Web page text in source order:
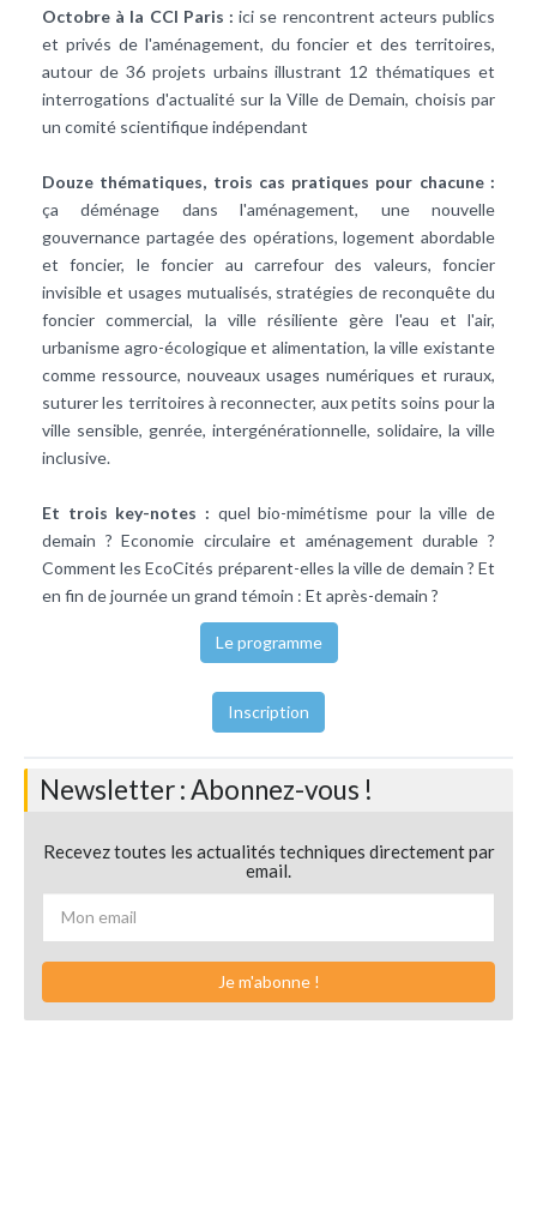
Octobre à la CCI Paris : ici se rencontrent acteurs publics
et privés de l'aménagement, du foncier et des territoires,
autour de 36 projets urbains illustrant 12 thématiques et
interrogations d'actualité sur la Ville de Demain, choisis par
un comité scientifique indépendant
Douze thématiques, trois cas pratiques pour chacune :
ça déménage dans l'aménagement, une nouvelle
gouvernance partagée des opérations, logement abordable
et foncier, le foncier au carrefour des valeurs, foncier
invisible et usages mutualisés, stratégies de reconquête du
foncier commercial, la ville résiliente gère l'eau et l'air,
urbanisme agro-écologique et alimentation, la ville existante
comme ressource, nouveaux usages numériques et ruraux,
suturer les territoires à reconnecter, aux petits soins pour la
ville sensible, genrée, intergénérationnelle, solidaire, la ville
inclusive.
Et trois key-notes : quel bio-mimétisme pour la ville de
demain ? Economie circulaire et aménagement durable ?
Comment les EcoCités préparent-elles la ville de demain ? Et
en fin de journée un grand témoin : Et après-demain ?
Le programme
Inscription
Newsletter : Abonnez-vous !
Recevez toutes les actualités techniques directement par
email.
Je m'abonne !